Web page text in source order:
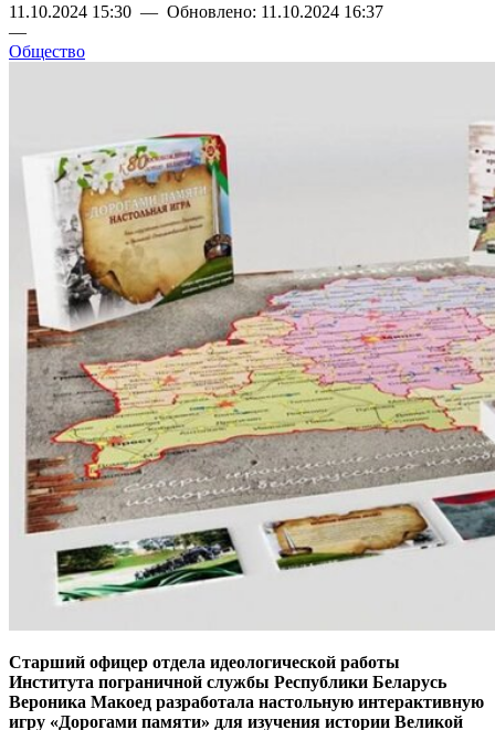
11.10.2024 15:30 — Обновлено: 11.10.2024 16:37
—
Общество
Старший офицер отдела идеологической работы
Института пограничной службы Республики Беларусь
Вероника Макоед разработала настольную интерактивную
игру «Дорогами памяти» для изучения истории Великой